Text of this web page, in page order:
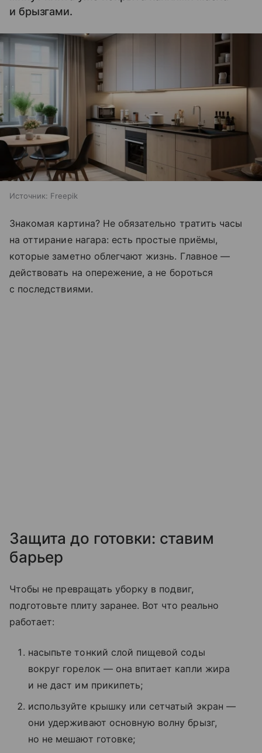
и брызгами.
Источник: Freepik
Знакомая картина? Не обязательно тратить часы
на оттирание нагара: есть простые приёмы,
которые заметно облегчают жизнь. Главное —
действовать на опережение, а не бороться
с последствиями.
Защита до готовки: ставим
барьер
Чтобы не превращать уборку в подвиг,
подготовьте плиту заранее. Вот что реально
работает:
насыпьте тонкий слой пищевой соды
вокруг горелок — она впитает капли жира
и не даст им прикипеть;
используйте крышку или сетчатый экран —
они удерживают основную волну брызг,
но не мешают готовке;